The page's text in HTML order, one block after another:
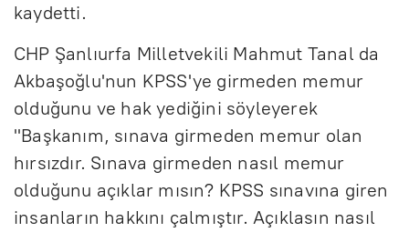
kaydetti.
CHP Şanlıurfa Milletvekili Mahmut Tanal da
Akbaşoğlu'nun KPSS'ye girmeden memur
olduğunu ve hak yediğini söyleyerek
"Başkanım, sınava girmeden memur olan
hırsızdır. Sınava girmeden nasıl memur
olduğunu açıklar mısın? KPSS sınavına giren
insanların hakkını çalmıştır. Açıklasın nasıl